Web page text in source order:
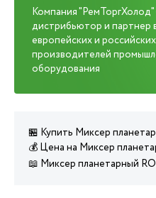
Компания
дистрибьютор и партнер
европейских и российских
производителей
оборудования
🏪 Купить Миксер
💰 Цена на Миксер
📖 Миксер планетарный